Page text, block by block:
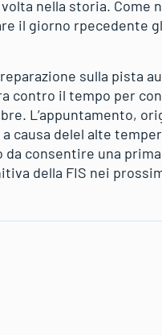
nella storia. Come
il giorno rpecedente
sulla pista
contro il tempo per
L’appuntamento,
causa delel alte
consentire una
della FIS nei